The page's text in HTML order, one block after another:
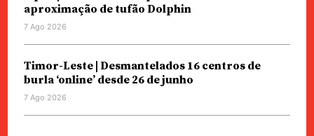
aproximação de tufão Dolphin
7 Ago 2026
Timor-Leste | Desmantelados 16 centros de
burla ‘online’ desde 26 de junho
7 Ago 2026